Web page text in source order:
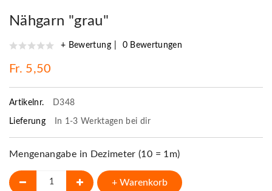
Nähgarn "grau"
+ Bewertung 0 Bewertungen
Fr. 5,50
Artikelnr. D348
Lieferung In 1-3 Werktagen bei dir
Mengenangabe in Dezimeter (10 = 1m)
+ Warenkorb